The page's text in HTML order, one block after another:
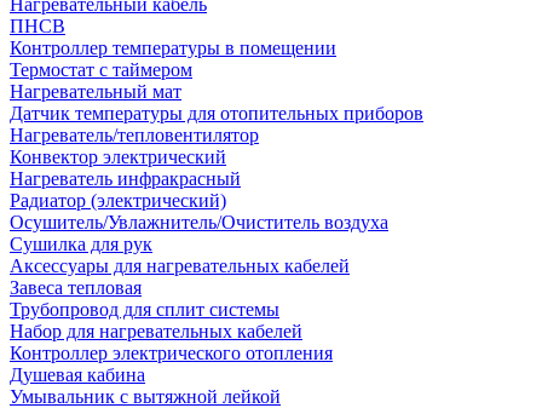
Нагревательный кабель
ПНСВ
Контроллер температуры в помещении
Термостат с таймером
Нагревательный мат
Датчик температуры для отопительных приборов
Нагреватель/тепловентилятор
Конвектор электрический
Нагреватель инфракрасный
Радиатор (электрический)
Осушитель/Увлажнитель/Очиститель воздуха
Сушилка для рук
Аксессуары для нагревательных кабелей
Завеса тепловая
Трубопровод для сплит системы
Набор для нагревательных кабелей
Контроллер электрического отопления
Душевая кабина
Умывальник с вытяжной лейкой